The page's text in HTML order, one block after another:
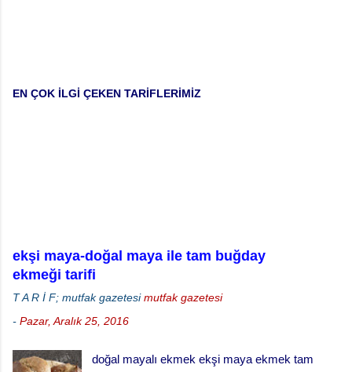
EN ÇOK İLGİ ÇEKEN TARİFLERİMİZ
ekşi maya-doğal maya ile tam buğday
ekmeği tarifi
T A R İ F; mutfak gazetesi mutfak gazetesi
- Pazar, Aralık 25, 2016
doğal mayalı ekmek ekşi maya ekmek tam